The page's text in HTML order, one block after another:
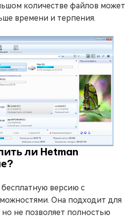
количестве файлов может
времени и терпения.
ли Hetman
версию с
Она подходит для
не позволяет полностью